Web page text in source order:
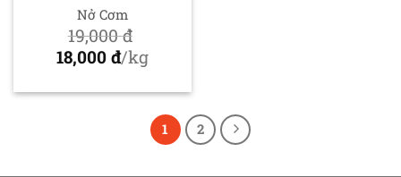
Nở Cơm
19,000đ
Giá
là:
19,000 đ.
18,000 đ/kg
hiện
1 2